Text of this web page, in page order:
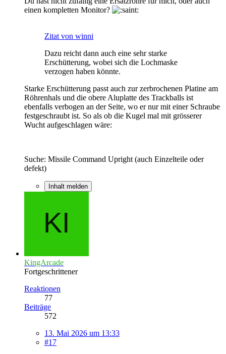
einen kompletten Monitor?
Zitat von winni
Dazu reicht dann auch eine sehr starke
Erschütterung, wobei sich die Lochmaske
verzogen haben könnte.
Starke Erschütterung passt auch zur zerbrochenen Platine am
Röhrenhals und die obere Aluplatte des Trackballs ist
ebenfalls verbogen an der Seite, wo er nur mit einer Schraube
festgeschraubt ist. So als ob die Kugel mal mit grösserer
Wucht aufgeschlagen wäre:
Suche: Missile Command Upright (auch Einzelteile oder
defekt)
Inhalt melden
KingArcade
Fortgeschrittener
Reaktionen
77
Beiträge
572
13. Mai 2026 um 13:33
#17